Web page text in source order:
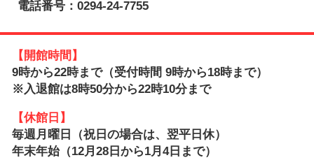
電話番号：0294-24-7755
【開館時間】
9時から22時まで（受付時間 9時から18時まで）
※入退館は8時50分から22時10分まで
【休館日】
毎週月曜日（祝日の場合は、翌平日休）
年末年始（12月28日から1月4日まで）